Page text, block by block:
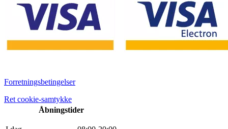
Forretningsbetingelser
Ret cookie-samtykke
Åbningstider